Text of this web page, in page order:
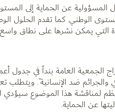
المسؤولية عن الحماية إلى
الوطني. كما تقدم الحلول
التي يمكن نشرها على نطاق
الجمعية العامة بنداً في جدول
والجرائم ضد الإنسانية”.
لمناقشة هذا الموضوع سيؤدي
عن الحماية.